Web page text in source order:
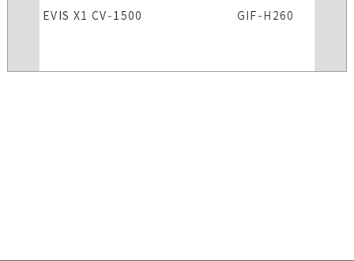
EVIS X1 CV-1500
GIF-H260